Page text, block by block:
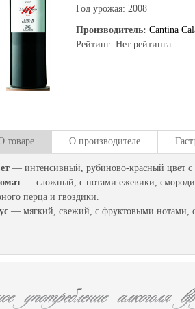
Год урожая: 2008
Производитель: Cantina
Рейтинг: Нет рейтинга
товаре О производителе
— интенсивный, рубиново-красный цвет с
— сложный, с нотами ежевики,
перца и гвоздики.
— мягкий, свежий, с фруктовыми нотами,